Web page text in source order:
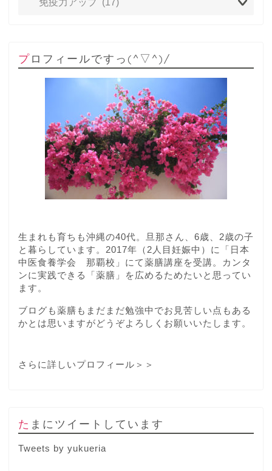
プロフィールですっ(^▽^)/
生まれも育ちも沖縄の40代。旦那さん、6歳、2歳の子
と暮らしています。2017年（2人目妊娠中）に「日本
中医食養学会 那覇校」にて薬膳講座を受講。カンタ
ンに実践できる「薬膳」を広めるためたいと思ってい
ます。
ブログも薬膳もまだまだ勉強中でお見苦しい点もある
かとは思いますがどうぞよろしくお願いいたします。
さらに詳しいプロフィール＞＞
たまにツイートしています
Tweets by yukueria